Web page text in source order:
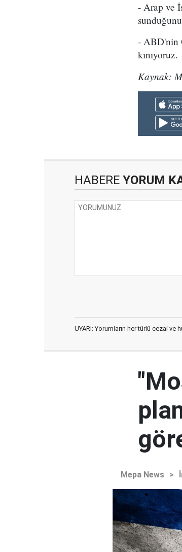
- Arap ve
- ABD'nin
kınıyoruz.
Kaynak:
HABERE YORUM
UYARI: Yorumların her türlü cezai
Mepa News >